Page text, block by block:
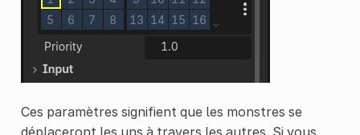
Ces paramètres signifient que les monstres se